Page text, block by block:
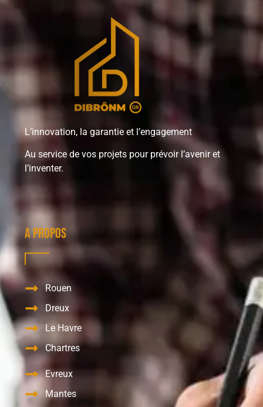
L’innovation, la garantie et l’engagement
Au service de vos projets pour prévoir l’avenir et
l’inventer.
A propos
Rouen
Dreux
Le Havre
Chartres
Evreux
Mantes